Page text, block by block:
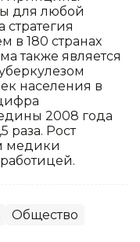
для любой
стратегия
в 180 странах
также является
населения в
2008 года
раза. Рост
медики
Общество